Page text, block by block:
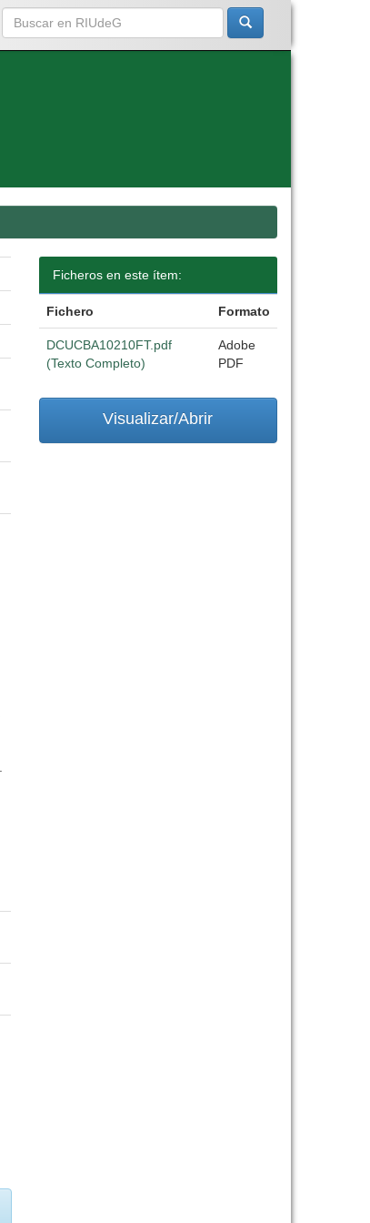
Ficheros en este ítem:
Fichero Formato
DCUCBA10210FT.pdf
(Texto Completo)
Adobe
PDF
Visualizar/Abrir